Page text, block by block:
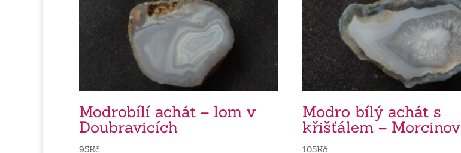
Modrobílí achát – lom v
Doubravicích
95Kč
Modro bílý achát s
křišťálem – Morcinov
105Kč